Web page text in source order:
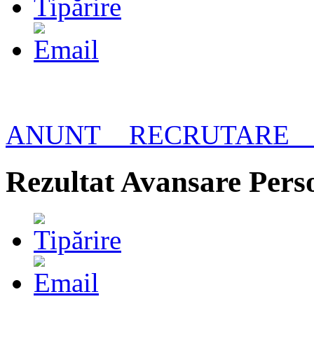
Rezultat Avansare